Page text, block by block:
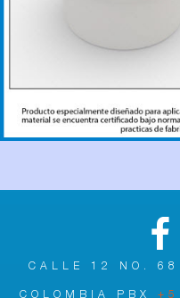
CALLE 12 NO.
COLOMBIA PBX